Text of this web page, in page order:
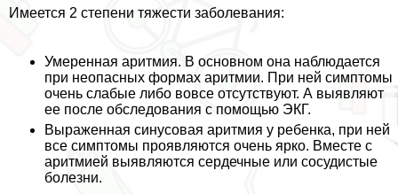
Имеется 2 степени тяжести заболевания:
Умеренная аритмия. В основном она наблюдается
при неопасных формах аритмии. При ней симптомы
очень слабые либо вовсе отсутствуют. А выявляют
ее после обследования с помощью ЭКГ.
Выраженная синусовая аритмия у ребенка, при ней
все симптомы проявляются очень ярко. Вместе с
аритмией выявляются сердечные или сосудистые
болезни.